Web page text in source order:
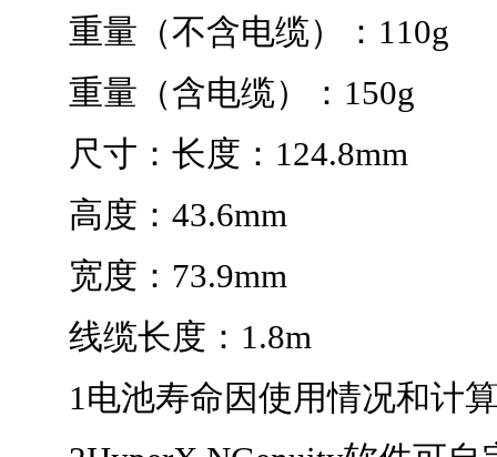
重量（不含电缆）：110g
重量（含电缆）：150g
尺寸：长度：124.8mm
高度：43.6mm
宽度：73.9mm
线缆长度：1.8m
1电池寿命因使用情况和计算